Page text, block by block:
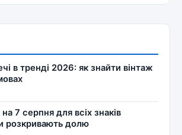
в тренді 2026: як знайти вінтаж
7 серпня для всіх знаків
розкривають долю